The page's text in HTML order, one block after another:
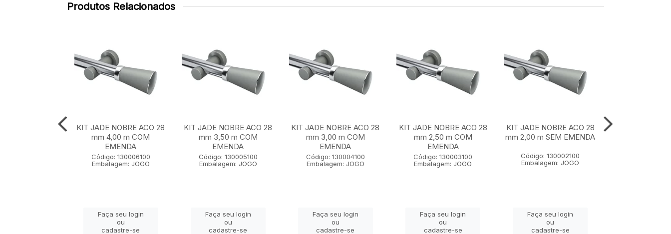
Produtos Relacionados
KIT JADE NOBRE ACO 28
mm 4,00 m COM
EMENDA
Código: 130006100
Embalagem: JOGO
Faça seu login
ou
cadastre-se
KIT JADE NOBRE ACO 28
mm 3,50 m COM
EMENDA
Código: 130005100
Embalagem: JOGO
Faça seu login
ou
cadastre-se
KIT JADE NOBRE ACO 28
mm 3,00 m COM
EMENDA
Código: 130004100
Embalagem: JOGO
Faça seu login
ou
cadastre-se
KIT JADE NOBRE ACO 28
mm 2,50 m COM
EMENDA
Código: 130003100
Embalagem: JOGO
Faça seu login
ou
cadastre-se
KIT JADE NOBRE ACO 28
mm 2,00 m SEM EMENDA
Código: 130002100
Embalagem: JOGO
Faça seu login
ou
cadastre-se